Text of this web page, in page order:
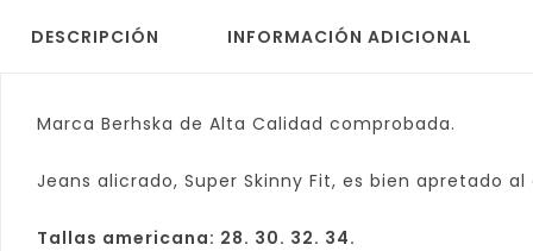
DESCRIPCIÓN INFORMACIÓN ADICIONAL
Marca Berhska de Alta Calidad comprobada.
Jeans alicrado, Super Skinny Fit, es bien apretado
Tallas americana: 28. 30. 32. 34.